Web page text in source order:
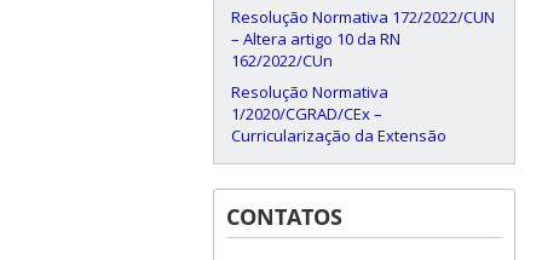
Resolução Normativa 172/2022/CUN
– Altera artigo 10 da RN
162/2022/CUn
Resolução Normativa
1/2020/CGRAD/CEx –
Curricularização da Extensão
CONTATOS